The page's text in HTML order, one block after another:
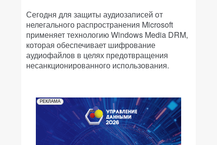
Сегодня для защиты аудиозаписей от
нелегального распространения Microsoft
применяет технологию Windows Media DRM,
которая обеспечивает шифрование
аудиофайлов в целях предотвращения
несанкционированного использования.
РЕКЛАМА